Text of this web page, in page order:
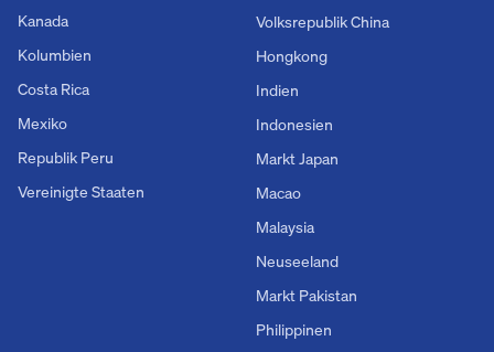
Kanada
Kolumbien
Costa Rica
Mexiko
Republik Peru
Vereinigte Staaten
Volksrepublik China
Hongkong
Indien
Indonesien
Markt Japan
Macao
Malaysia
Neuseeland
Markt Pakistan
Philippinen